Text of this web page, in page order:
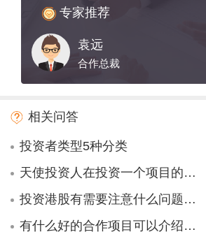
专家推荐
袁远
合作总裁
相关问答
投资者类型5种分类
天使投资人在投资一个项目的时候,最基本的是看重哪两样东西?
投资港股有需要注意什么问题的吗？
有什么好的合作项目可以介绍一下的吗？